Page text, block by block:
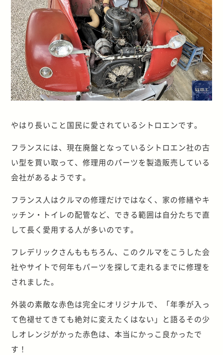
やはり長いこと国民に愛されているシトロエンです。
フランスには、現在廃盤となっているシトロエン社の古
い型を買い取って、修理用のパーツを製造販売している
会社があるようです。
フランス人はクルマの修理だけではなく、家の修繕やキ
ッチン・トイレの配管など、できる範囲は自分たちで直
して長く愛用する人が多いのです。
フレデリックさんももちろん、このクルマをこうした会
社やサイトで何年もパーツを探して走れるまでに修理を
されました。
外装の素敵な赤色は完全にオリジナルで、「年季が入っ
て色褪せてきても絶対に変えたくはない」と語るその少
しオレンジがかった赤色は、本当にかっこ良かったで
す！